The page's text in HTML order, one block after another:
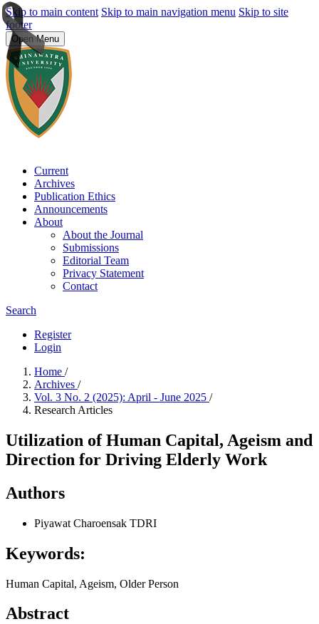
Skip to main content Skip to main navigation menu Skip to site
footer
Open Menu
Current
Archives
Publication Ethics
Announcements
About
About the Journal
Submissions
Editorial Team
Privacy Statement
Contact
Search
Register
Login
Home /
Archives /
Vol. 3 No. 2 (2025): April - June 2025 /
Research Articles
Utilization of Human Capital, Ageism and
Direction for Driving Elderly Work
Authors
Piyawat Charoensak TDRI
Keywords:
Human Capital, Ageism, Older Person
Abstract